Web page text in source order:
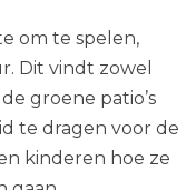
om te spelen,
Dit vindt zowel
groene patio’s
te dragen voor de
kinderen hoe ze